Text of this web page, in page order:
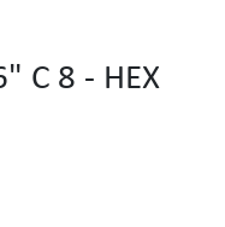
C 8 - HEX